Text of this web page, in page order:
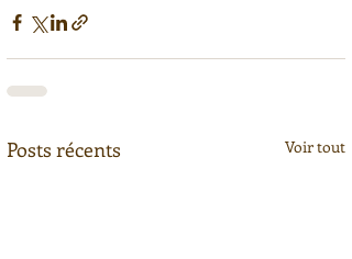
Posts récents Voir tout